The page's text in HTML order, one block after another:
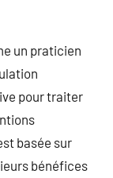
un praticien
pour traiter
basée sur
bénéfices